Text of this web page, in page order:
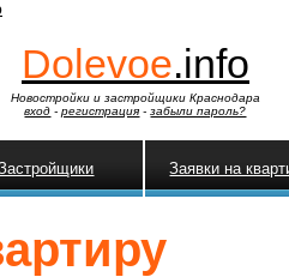
Dolevoe.info
Новостройки и застройщики Краснодара
вход -регистрация - забыли пароль?
Заявки на